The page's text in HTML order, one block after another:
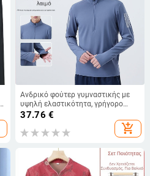
Ανδρικό φούτερ γυμναστικής με
υψηλή ελαστικότητα, γρήγορο
στέγνωμα, μακρύ μανίκι, λαιμός με
μισό φερμουάρ, 82% πολυεστέρας,
18% ελαστάν
37.76 €
add_shopping_cart